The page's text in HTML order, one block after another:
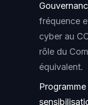
fréquence
cyber au
rôle du
équivalent.